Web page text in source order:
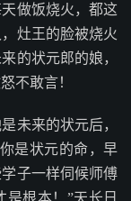
做饭烧火，都这
灶王的脸被烧火
的状元郎的娘，
不敢言！
未来的状元后，
是状元的命，早
子一样伺候师傅
根本！”天长日